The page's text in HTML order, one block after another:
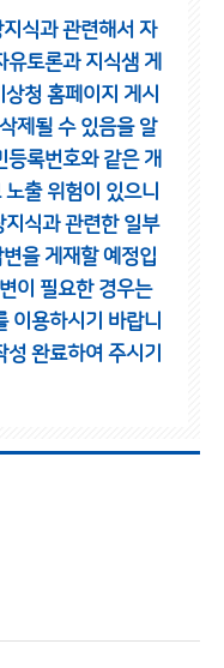
식과 관련해서 자
유토론과 지식샘 게
상청 홈페이지 게시
제될 수 있음을 알
등록번호와 같은 개
출 위험이 있으니
지식과 관련한 일부
을 게재할 예정입
이 필요한 경우는
이용하시기 바랍니
완료하여 주시기